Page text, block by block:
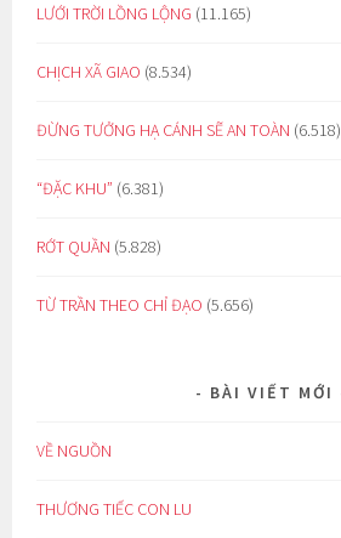
LƯỚI TRỜI LỒNG LỘNG (11.165)
CHỊCH XÃ GIAO (8.534)
ĐỪNG TƯỞNG HẠ CÁNH SẼ AN TOÀN (6.518)
“ĐẶC KHU” (6.381)
RỚT QUẦN (5.828)
TỪ TRẦN THEO CHỈ ĐẠO (5.656)
BÀI VIẾT MỚI
VỀ NGUỒN
THƯƠNG TIẾC CON LU